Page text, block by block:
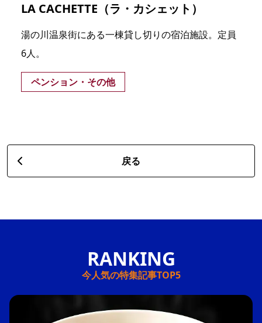
LA CACHETTE（ラ・カシェット）
湯の川温泉街にある一棟貸し切りの宿泊施設。定員
6人。
ペンション・その他
戻る
今人気の特集記事TOP5